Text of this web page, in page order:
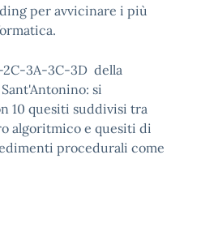
per avvicinare i più
2C-3A-3C-3D della
si
10 quesiti suddivisi tra
algoritmico e quesiti di
procedurali come